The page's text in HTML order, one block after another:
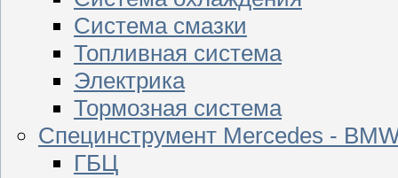
Система смазки
Топливная система
Электрика
Тормозная система
Специнструмент Mercedes -
ГБЦ